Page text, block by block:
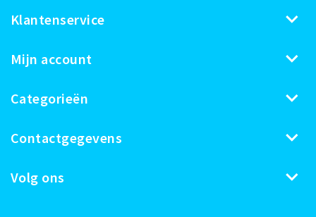
Klantenservice
Mijn account
Categorieën
Contactgegevens
Volg ons